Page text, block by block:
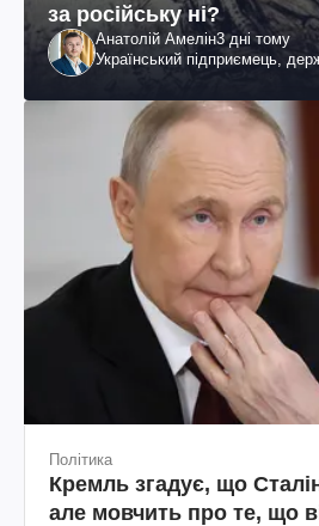
за російську ні?
Анатолій Амелін3 дні тому
Український підприємець,
Політика
Кремль згадує, що
але мовчить про те, що